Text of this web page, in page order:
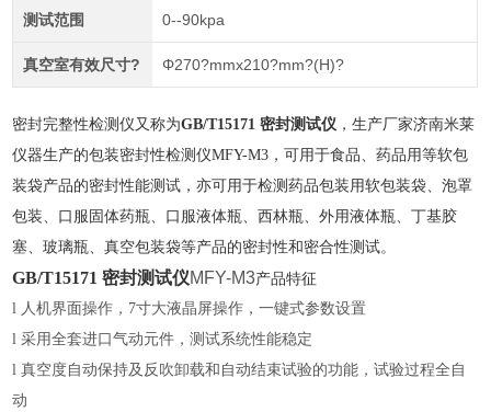
测试范围 0--90kpa
真空室有效尺寸? Φ270?mmx210?mm?(H)?
密封完整性检测仪 又称为GB/T15171 密封测试仪 ，生产厂家济南米莱
仪器生产的包装密封性检测仪MFY-M3，可用于食品、药品用等软包
装袋产品的密封性能测试，亦可用于检测药品包装用软包装袋、泡罩
包装、口服固体药瓶、口服液体瓶、西林瓶、外用液体瓶、丁基胶
塞、玻璃瓶、真空包装袋等产品的密封性和密合性测试。
GB/T15171 密封测试仪MFY-M3产品特征
l 人机界面操作，7寸大液晶屏操作，一键式参数设置
l采用全套进口气动元件，测试系统性能稳定
l真空度自动保持及反吹卸载和自动结束试验的功能，试验过程全自
动